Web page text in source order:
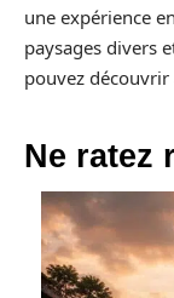
une expérience
paysages divers
pouvez
Ne ratez